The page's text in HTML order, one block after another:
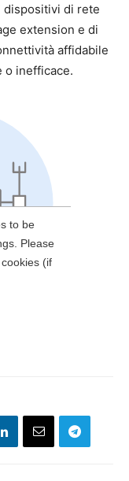
dispositivi di rete
extension e di
affidabile
o inefficace.